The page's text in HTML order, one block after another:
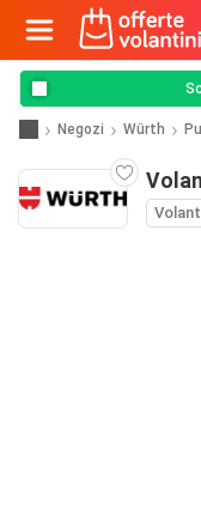
Negozi Würth